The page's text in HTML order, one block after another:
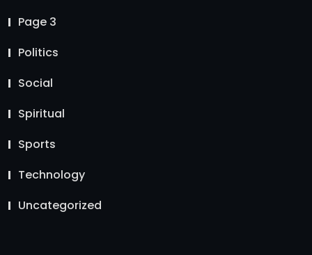
Page 3
Politics
Social
Spiritual
Sports
Technology
Uncategorized